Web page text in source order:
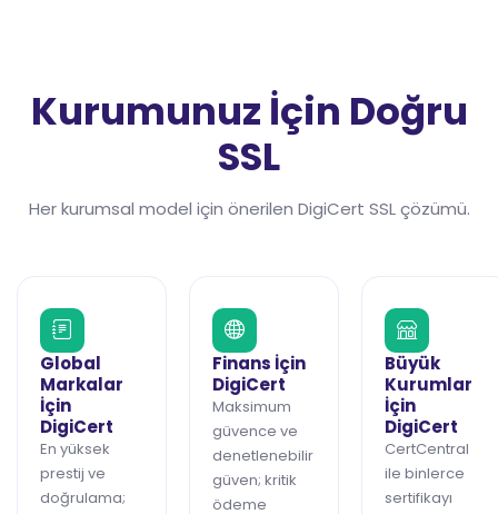
Kurumunuz İçin Doğru
SSL
Her kurumsal model için önerilen DigiCert SSL çözümü.
Global
Markalar
İçin
DigiCert
En yüksek
prestij ve
doğrulama;
Finans İçin
DigiCert
Maksimum
güvence ve
denetlenebilir
güven; kritik
ödeme
Büyük
Kurumlar
İçin
DigiCert
CertCentral
ile binlerce
sertifikayı